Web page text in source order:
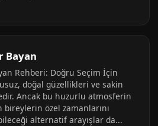
Bayan
Rehberi: Doğru Seçim İçin
doğal güzellikleri ve sakin
Ancak bu huzurlu atmosferin
özel zamanlarını
alternatif arayışlar da...